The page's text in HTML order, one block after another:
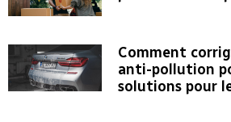
Comment
anti-pollution
solutions pour